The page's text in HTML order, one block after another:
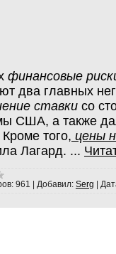
финансовые
два главных
ставки со
США, а также
того, цены
Лагард. ...
961 | Добавил: Serg |